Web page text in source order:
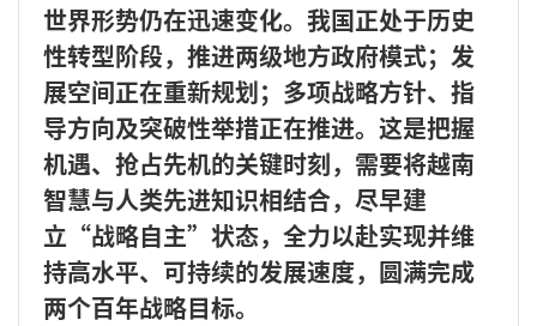
世界形势仍在迅速变化。我国正处于历史
性转型阶段，推进两级地方政府模式；发
展空间正在重新规划；多项战略方针、指
导方向及突破性举措正在推进。这是把握
机遇、抢占先机的关键时刻，需要将越南
智慧与人类先进知识相结合，尽早建
立“战略自主”状态，全力以赴实现并维
持高水平、可持续的发展速度，圆满完成
两个百年战略目标。